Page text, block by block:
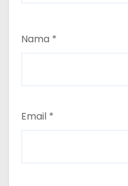
Nama *
Email *